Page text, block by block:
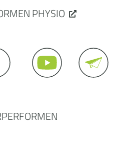
PHYSIO